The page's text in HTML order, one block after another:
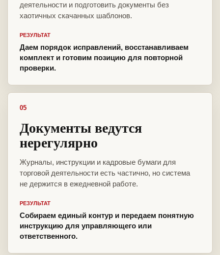
деятельности и подготовить документы без
хаотичных скачанных шаблонов.
РЕЗУЛЬТАТ
Даем порядок исправлений, восстанавливаем
комплект и готовим позицию для повторной
проверки.
05
Документы ведутся
нерегулярно
Журналы, инструкции и кадровые бумаги для
торговой деятельности есть частично, но система
не держится в ежедневной работе.
РЕЗУЛЬТАТ
Собираем единый контур и передаем понятную
инструкцию для управляющего или
ответственного.